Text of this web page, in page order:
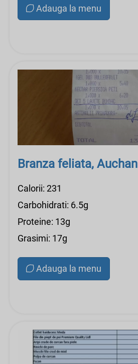
Adauga la menu
Branza feliata, Auchan
Calorii: 231
Carbohidrati: 6.5g
Proteine: 13g
Grasimi: 17g
Adauga la menu